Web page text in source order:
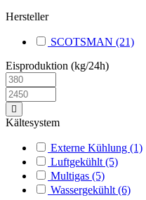
Hersteller
SCOTSMAN (21)
Eisproduktion (kg/24h)
Kältesystem
Externe Kühlung (1)
Luftgekühlt (5)
Multigas (5)
Wassergekühlt (6)